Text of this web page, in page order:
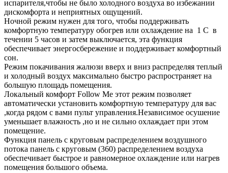
испарителя,чтобы не было холодного воздуха во избежании
дискомфорта и неприятных ощущений.
Ночной режим нужен для того, чтобы поддерживать
комфортную температуру обогрев или охлаждение на 1 С в
течении 5 часов и затем выключается, эта функция
обеспечивает энергосбережение и поддерживает комфортный
сон.
Режим покачивания жалюзи вверх и вниз распределяя теплый
и холодный воздух максимально быстро распространяет на
большую площадь помещения.
Локальный комфорт Follow Me этот режим позволяет
автоматически установить комфортную температуру для вас
,когда рядом с вами пульт управления.Независимое осушение
уменьшает влажность ,но и не сильно охлаждает при этом
помещение.
Функция панель с круговым распределением воздушного
потока панель с круговым (360) распределением воздуха
обеспечивает быстрое и равномерное охлаждение или нагрев
помещения большого объема.